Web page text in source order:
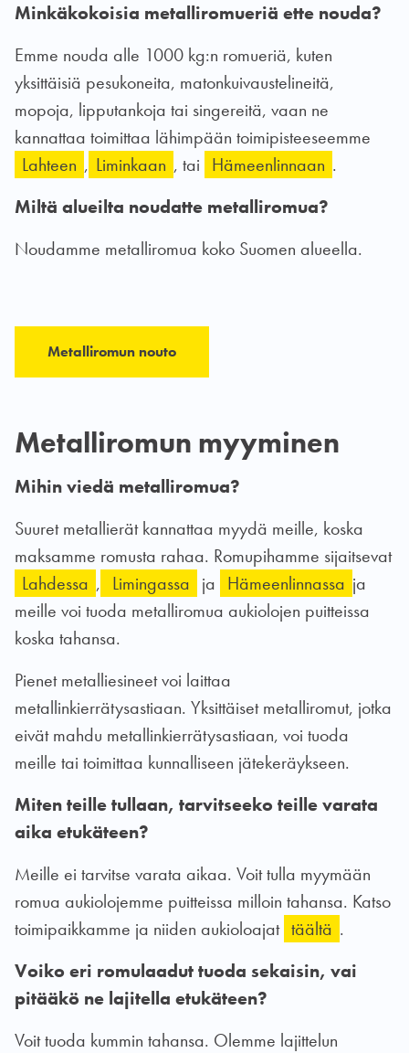
Minkäkokoisia metalliromueriä ette nouda?
Emme nouda alle 1000 kg:n romueriä, kuten
yksittäisiä pesukoneita, matonkuivaustelineitä,
mopoja, lipputankoja tai singereitä, vaan ne
kannattaa toimittaa lähimpään toimipisteeseemme
Lahteen , Liminkaan , tai Hämeenlinnaan .
Miltä alueilta noudatte metalliromua?
Noudamme metalliromua koko Suomen alueella.
Metalliromun nouto
Metalliromun myyminen
Mihin viedä metalliromua?
Suuret metallierät kannattaa myydä meille, koska
maksamme romusta rahaa. Romupihamme sijaitsevat
Lahdessa , Limingassa ja Hämeenlinnassa ja
meille voi tuoda metalliromua aukiolojen puitteissa
koska tahansa.
Pienet metalliesineet voi laittaa
metallinkierrätysastiaan. Yksittäiset metalliromut, jotka
eivät mahdu metallinkierrätysastiaan, voi tuoda
meille tai toimittaa kunnalliseen jätekeräykseen.
Miten teille tullaan, tarvitseeko teille varata
aika etukäteen?
Meille ei tarvitse varata aikaa. Voit tulla myymään
romua aukiolojemme puitteissa milloin tahansa. Katso
toimipaikkamme ja niiden aukioloajat täältä .
Voiko eri romulaadut tuoda sekaisin, vai
pitääkö ne lajitella etukäteen?
Voit tuoda kummin tahansa. Olemme lajittelun